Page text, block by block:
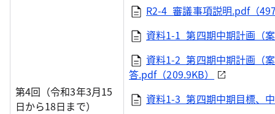
第4回（令和3年3月15
日から18日まで）
R2-4_審議事項説明.pdf（
資料1-1_第四期中期計画（
資料1-2_第四期中期計画（
答.pdf（209.9KB）
資料1-3_第四期中期目標、